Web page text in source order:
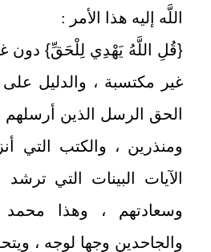
اللَّه إليه هذا الأمر :
{قُلِ اللَّهُ يَهْدِي لِلْحَقِّ} دون
غير مكتسبة ، والدليل
الحق الرسل الذين
ومنذرين ، والكتب التي
الآيات البينات التي
وسعادتهم ، وهذا محمد
والجاحدين وجها لوجه ،